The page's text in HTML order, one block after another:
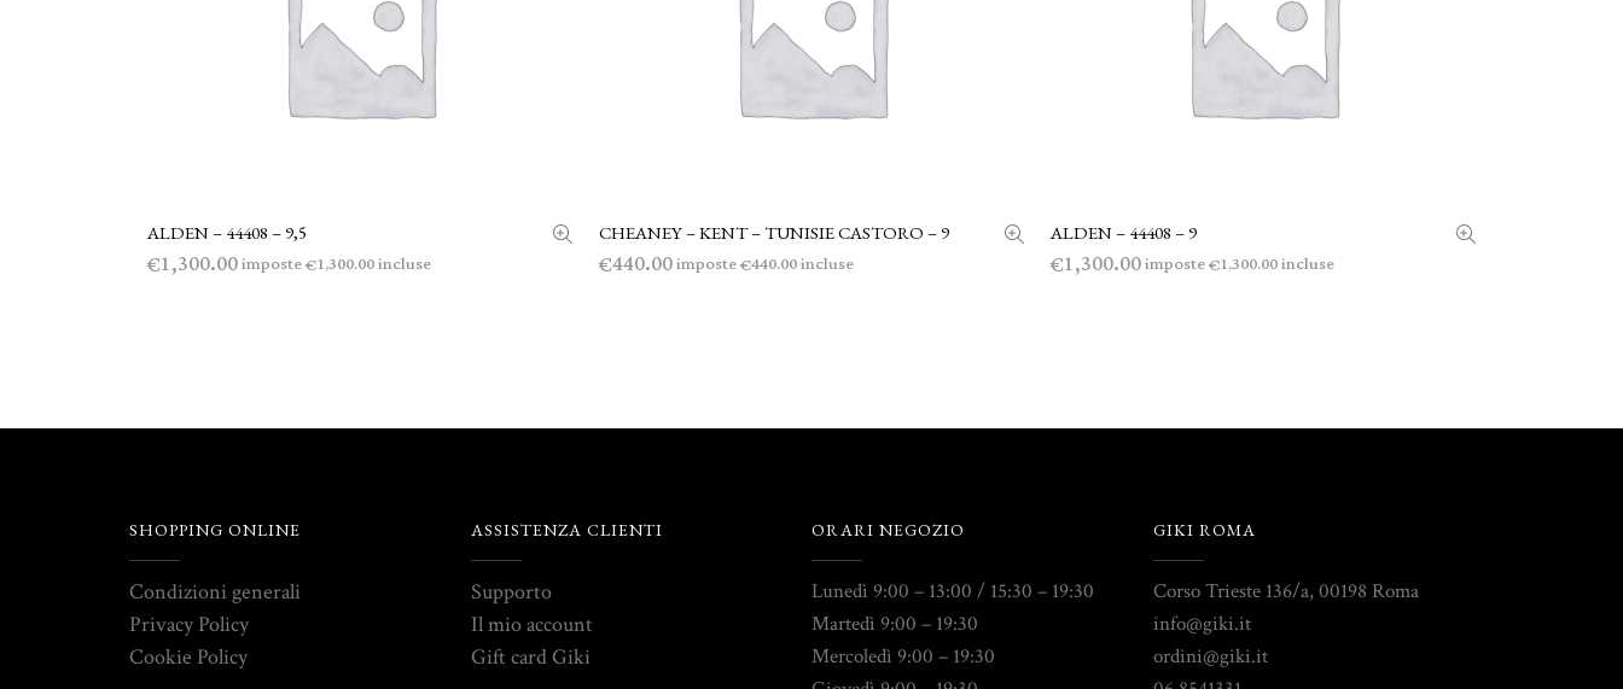
LEGGI TUTTO
ALDEN – 44408 – 9,5
€1,300.00imposte€1,300.00incluse
LEGGI TUTTO
CHEANEY – KENT – TUNISIE CASTORO – 9
€440.00imposte€440.00incluse
LEGGI TUTTO
ALDEN – 44408 – 9
€1,300.00imposte€1,300.00incluse
SHOPPING ONLINE
Condizioni generali
Privacy Policy
Cookie Policy
ASSISTENZA CLIENTI
Supporto
Il mio account
Gift card Giki
ORARI NEGOZIO
Lunedì 9:00 – 13:00 / 15:30 – 19:30
Martedì 9:00 – 19:30
Mercoledì 9:00 – 19:30
GIKI ROMA
Corso Trieste 136/a, 00198 Roma
info@giki.it
ordini@giki.it